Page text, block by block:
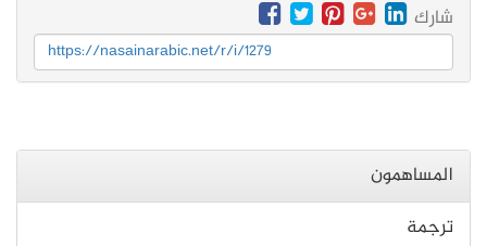
شارك
https://nasainarabic.net/r/i/1279
المساهمون
ترجمة